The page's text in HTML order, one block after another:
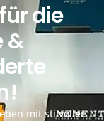
die
&
mit stilvoller